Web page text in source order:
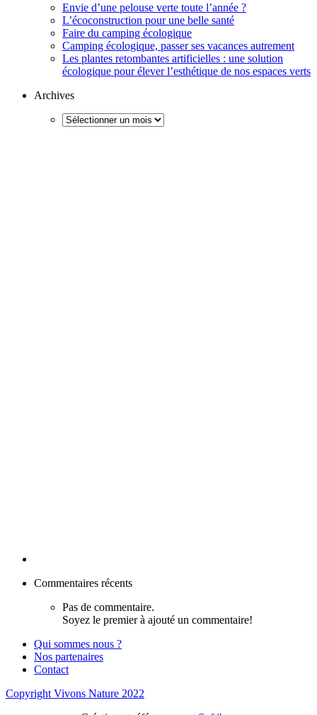
Envie d’une pelouse verte toute l’année ?
L’écoconstruction pour une belle santé
Faire du camping écologique
Camping écologique, passer ses vacances autrement
Les plantes retombantes artificielles : une solution
écologique pour élever l’esthétique de nos espaces verts
Archives
Commentaires récents
Pas de commentaire.
Soyez le premier à ajouté un commentaire!
Qui sommes nous ?
Nos partenaires
Contact
Copyright Vivons Nature 2022